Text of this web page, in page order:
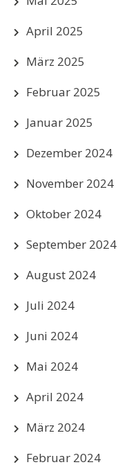
April 2025
März 2025
Februar 2025
Januar 2025
Dezember 2024
November 2024
Oktober 2024
September 2024
August 2024
Juli 2024
Juni 2024
Mai 2024
April 2024
März 2024
Februar 2024